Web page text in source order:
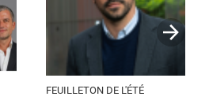
FEUILLETON DE L'ÉTÉ